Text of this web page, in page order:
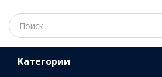
Kатегории